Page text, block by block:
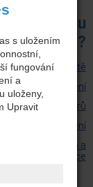
Vám mohu
nabídkout?
Správa PC sítě
Cloudových řešení
Správa serverů
koncových zařízení
podpora a
konzultace
s uložením
fungování
a
uloženy,
Upravit